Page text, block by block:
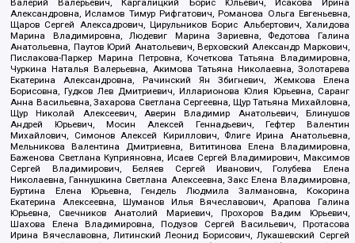
Валерий Валерьевич, Каргалицкий Борис Юльевич, Исакова Ирина
Александровна, Исламов Тимур Рифгатович, Романова Ольга Евгеньевна,
Щаров Сергей Алексадрович, Цирульников Борис Альбертович, Халидова
Марина Владимировна, Людевиг Марина Зариевна, Федотова Галина
Анатольевна, Паутов Юрий Анатольевич, Верховский Александр Маркович,
Пислакова-Паркер Марина Петровна, Кочеткова Татьяна Владимировна,
Чуркина Наталья Валерьевна, Акимова Татьяна Николаевна, Золотарева
Екатерина Александровна, Рачинский Ян Збигневич, Жемкова Елена
Борисовна, Гудков Лев Дмитриевич, Илларионова Юлия Юрьевна, Саранг
Анна Васильевна, Захарова Светлана Сергеевна, Щур Татьяна Михайловна,
Щур Николай Алексеевич, Аверин Владимир Анатольевич, Блинушов
Андрей Юрьевич, Мосин Алексей Геннадьевич, Гефтер Валентин
Михайлович, Симонов Алексей Кириллович, Флиге Ирина Анатольевна,
Мельникова Валентина Дмитриевна, Вититинова Елена Владимировна,
Баженова Светлана Куприяновна, Исаев Сергей Владимирович, Максимов
Сергей Владимирович, Беляев Сергей Иванович, Голубева Елена
Николаевна, Ганнушкина Светлана Алексеевна, Закс Елена Владимировна,
Буртина Елена Юрьевна, Гендель Людмила Залмановна, Кокорина
Екатерина Алексеевна, Шуманов Илья Вячеславович, Арапова Галина
Юрьевна, Свечников Анатолий Мариевич, Прохоров Вадим Юрьевич,
Шахова Елена Владимировна, Подузов Сергей Васильевич, Протасова
Ирина Вячеславовна, Литинский Леонид Борисович, Лукашевский Сергей